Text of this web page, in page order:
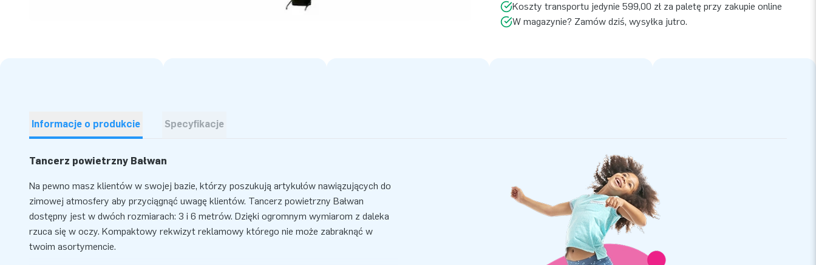
Koszty transportu jedynie 599,00 zł za paletę przy zakupie online
W magazynie? Zamów dziś, wysyłka jutro.
Informacje o produkcie Specyfikacje
Tancerz powietrzny Bałwan
Na pewno masz klientów w swojej bazie, którzy poszukują artykułów nawiązujących do
zimowej atmosfery aby przyciągnąć uwagę klientów. Tancerz powietrzny Bałwan
dostępny jest w dwóch rozmiarach: 3 i 6 metrów. Dzięki ogromnym wymiarom z daleka
rzuca się w oczy. Kompaktowy rekwizyt reklamowy którego nie może zabraknąć w
twoim asortymencie.